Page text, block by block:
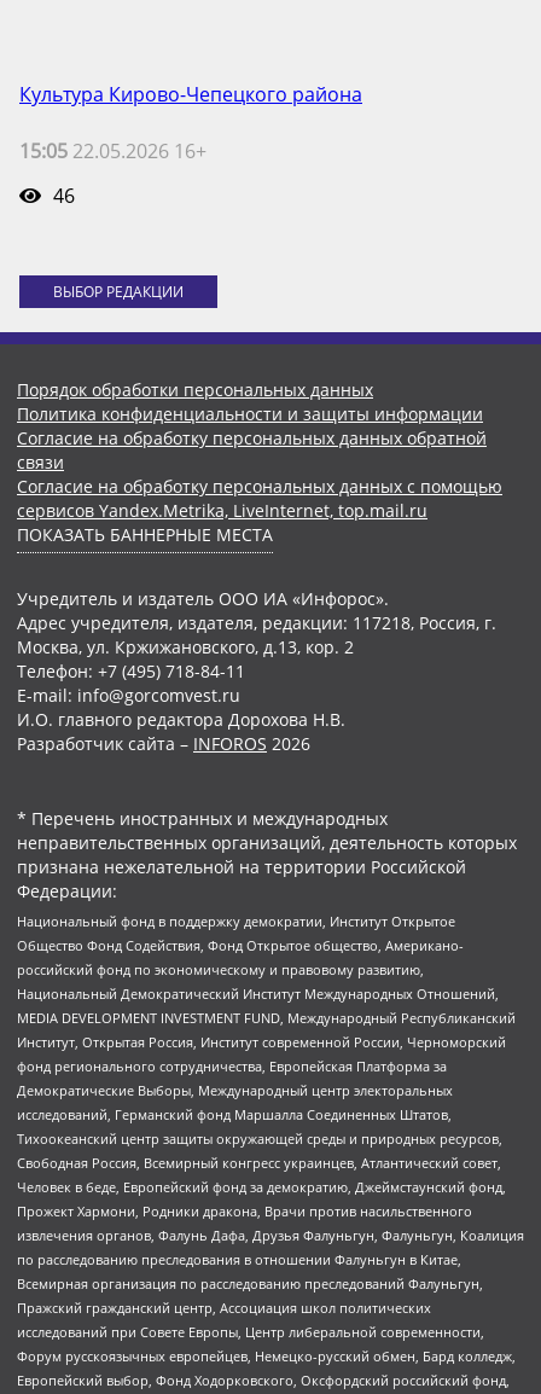
Культура Кирово-Чепецкого района
15:05 22.05.2026 16+
46
ВЫБОР РЕДАКЦИИ
Порядок обработки персональных данных
Политика конфиденциальности и защиты информации
Согласие на обработку персональных данных обратной
связи
Согласие на обработку персональных данных с помощью
сервисов Yandex.Metrika, LiveInternet, top.mail.ru
ПОКАЗАТЬ БАННЕРНЫЕ МЕСТА
Учредитель и издатель ООО ИА «Инфорос».
Адрес учредителя, издателя, редакции: 117218, Россия, г.
Москва, ул. Кржижановского, д.13, кор. 2
Телефон: +7 (495) 718-84-11
E-mail: info@gorcomvest.ru
И.О. главного редактора Дорохова Н.В.
Разработчик сайта – INFOROS 2026
* Перечень иностранных и международных
неправительственных организаций, деятельность которых
признана нежелательной на территории Российской
Федерации:
Национальный фонд в поддержку демократии, Институт Открытое
Общество Фонд Содействия, Фонд Открытое общество, Американо-
российский фонд по экономическому и правовому развитию,
Национальный Демократический Институт Международных Отношений,
MEDIA DEVELOPMENT INVESTMENT FUND, Международный Республиканский
Институт, Открытая Россия, Институт современной России, Черноморский
фонд регионального сотрудничества, Европейская Платформа за
Демократические Выборы, Международный центр электоральных
исследований, Германский фонд Маршалла Соединенных Штатов,
Тихоокеанский центр защиты окружающей среды и природных ресурсов,
Свободная Россия, Всемирный конгресс украинцев, Атлантический совет,
Человек в беде, Европейский фонд за демократию, Джеймстаунский фонд,
Прожект Хармони, Родники дракона, Врачи против насильственного
извлечения органов, Фалунь Дафа, Друзья Фалуньгун, Фалуньгун, Коалиция
по расследованию преследования в отношении Фалуньгун в Китае,
Всемирная организация по расследованию преследований Фалуньгун,
Пражский гражданский центр, Ассоциация школ политических
исследований при Совете Европы, Центр либеральной современности,
Форум русскоязычных европейцев, Немецко-русский обмен, Бард колледж,
Европейский выбор, Фонд Ходорковского, Оксфордский российский фонд,